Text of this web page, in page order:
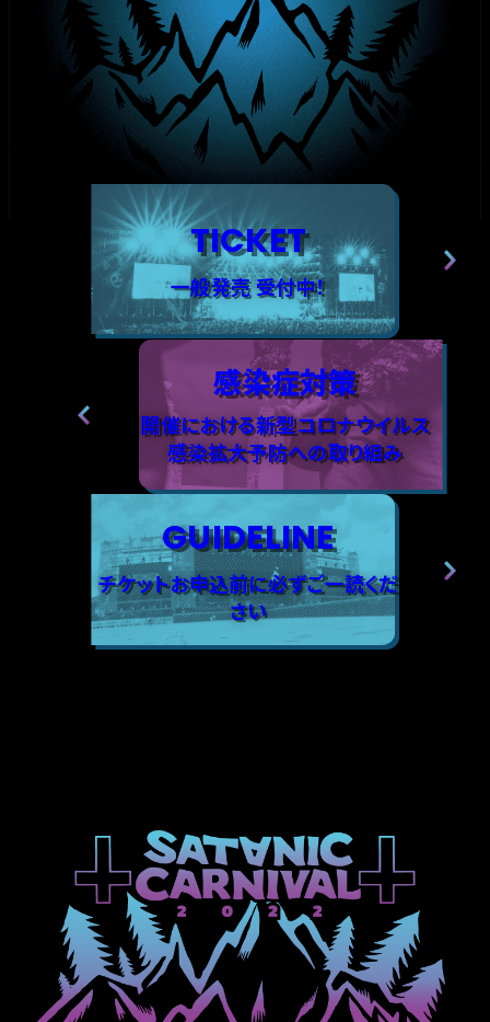
TICKET
一般発売 受付中！
感染症対策
開催における新型コロナウイルス
感染拡大予防への取り組み
GUIDELINE
チケットお申込前に必ずご一読くだ
さい